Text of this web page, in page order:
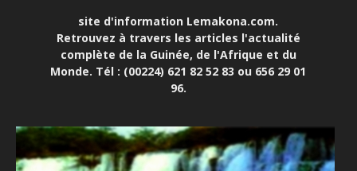
site d'information Lemakona.com.
Retrouvez à travers les articles l'actualité
complète de la Guinée, de l'Afrique et du
Monde. Tél : (00224) 621 82 52 83 ou 656 29 01
96.